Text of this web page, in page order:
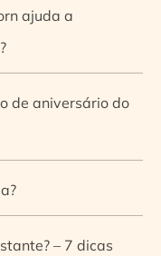
ajuda a
de aniversário do
– 7 dicas